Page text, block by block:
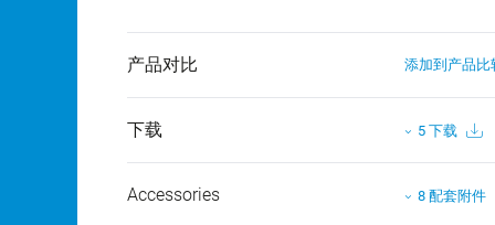
产品对比 添加到产品比
下载 5 下载
Accessories 8 配套附件